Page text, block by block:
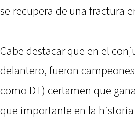
se recupera de una fractura
Cabe destacar que en el
delantero, fueron
como DT) certamen que
que importante en la